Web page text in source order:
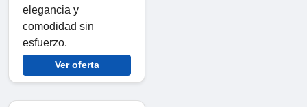
elegancia y
comodidad sin
esfuerzo.
Ver oferta